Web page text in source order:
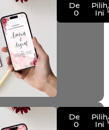
Demo
005
Pilih
Ini
Demo
006
Pilih
Ini